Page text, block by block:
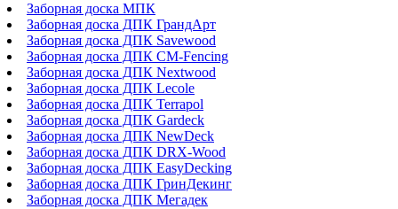
Заборная доска МПК
Заборная доска ДПК ГрандАрт
Заборная доска ДПК Savewood
Заборная доска ДПК CM-Fencing
Заборная доска ДПК Nextwood
Заборная доска ДПК Lecole
Заборная доска ДПК Terrapol
Заборная доска ДПК Gardeck
Заборная доска ДПК NewDeck
Заборная доска ДПК DRX-Wood
Заборная доска ДПК EasyDecking
Заборная доска ДПК ГринДекинг
Заборная доска ДПК Мегадек